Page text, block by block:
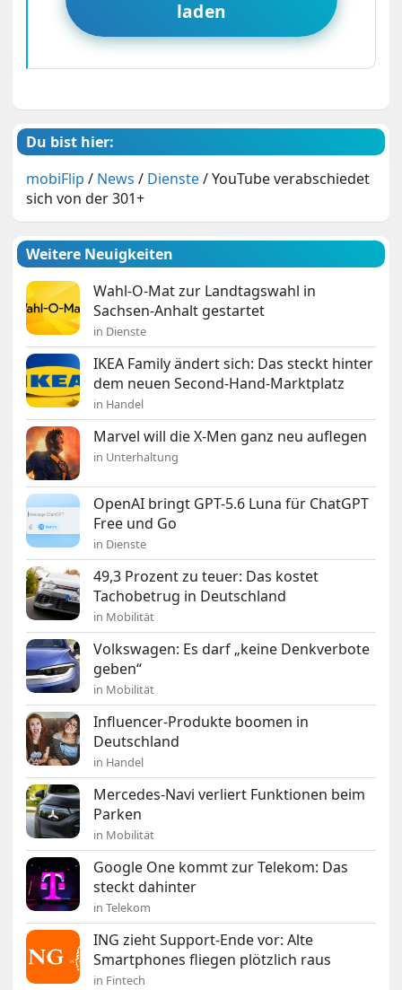
laden
Du bist hier:
mobiFlip / News / Dienste/YouTube verabschiedet
sich von der 301+
Weitere Neuigkeiten
Wahl-O-Mat zur Landtagswahl in
Sachsen-Anhalt gestartet
in Dienste
IKEA Family ändert sich: Das steckt hinter
dem neuen Second-Hand-Marktplatz
in Handel
Marvel will die X-Men ganz neu auflegen
in Unterhaltung
OpenAI bringt GPT-5.6 Luna für ChatGPT
Free und Go
in Dienste
49,3 Prozent zu teuer: Das kostet
Tachobetrug in Deutschland
in Mobilität
Volkswagen: Es darf „keine Denkverbote
geben“
in Mobilität
Influencer-Produkte boomen in
Deutschland
in Handel
Mercedes-Navi verliert Funktionen beim
Parken
in Mobilität
Google One kommt zur Telekom: Das
steckt dahinter
in Telekom
ING zieht Support-Ende vor: Alte
Smartphones fliegen plötzlich raus
in Fintech